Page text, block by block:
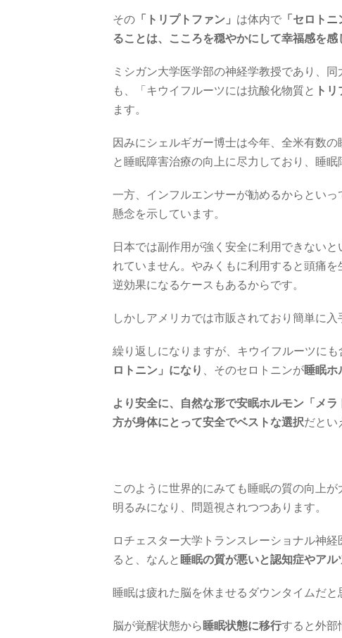
その 「トリプトファン」 は体内で 「セロトニ
ることは、こころを穏やかにして幸福感を
ミシガン大学医学部の神経学教授であり、
も、「キウイフルーツには抗酸化物質と ト
ます。
因みにシェルギガー博士は今年、全米有数
と睡眠障害治療の向上に尽力しており、睡
一方、インフルエンサーが勧めるからとい
懸念を示しています。
日本では副作用が強く安全に利用できない
れていません。やみくもに利用すると頭痛
逆効果になるケースもあるからです。
しかしアメリカでは市販されており簡単に
繰り返しになりますが、キウイフルーツに
ロトニン」になり
、そのセロトニンが睡眠ホ
より安全に、自然な形で安眠ホルモン「メ
方が身体にとって安全でベストな選択だとい
このように世界的にみても睡眠の質の向上
明るみになり、問題視されつつあります。
ロチェスター大学トランスレーショナル神
ると、なんと 睡眠の質が悪いと認知症やア
睡眠は疲れた脳を休ませるダウンタイムだと
脳が覚醒状態から 睡眠状態に移行すると外部